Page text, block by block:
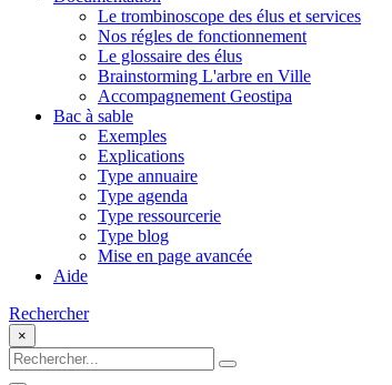
Le trombinoscope des élus et services
Nos régles de fonctionnement
Le glossaire des élus
Brainstorming L'arbre en Ville
Accompagnement Geostipa
Bac à sable
Exemples
Explications
Type annuaire
Type agenda
Type ressourcerie
Type blog
Mise en page avancée
Aide
Rechercher
×